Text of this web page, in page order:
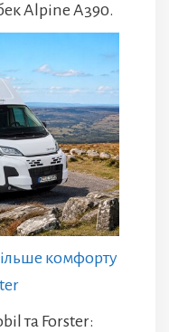
Alpine A390.
комфорту
та Forster: